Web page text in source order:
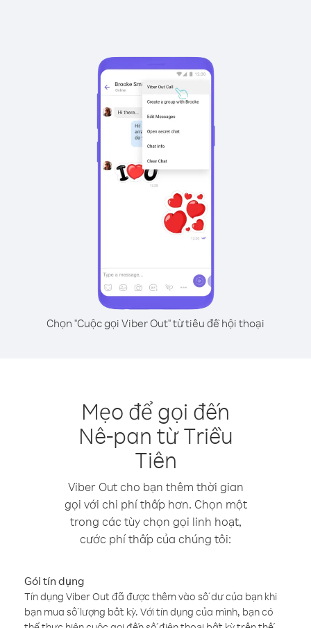
Chọn "Cuộc gọi Viber Out" từ tiêu đề hội thoại
Mẹo để gọi đến
Nê-pan từ Triều
Tiên
Viber Out cho bạn thêm thời gian
gọi với chi phí thấp hơn. Chọn một
trong các tùy chọn gọi linh hoạt,
cước phí thấp của chúng tôi:
Gói tín dụng
Tín dụng Viber Out đã được thêm vào số dư của bạn khi
bạn mua số lượng bất kỳ. Với tín dụng của mình, bạn có